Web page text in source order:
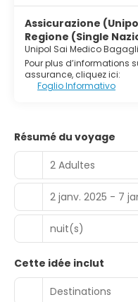
Assicurazione
Regione (Single
Unipol Sai Medico
Pour plus d’informations
assurance, cliquez ici:
Foglio Informativo
Résumé du voyage
2 Adultes
2 janv. 2025 - 7
nuit(s)
Cette idée inclut
Destinations